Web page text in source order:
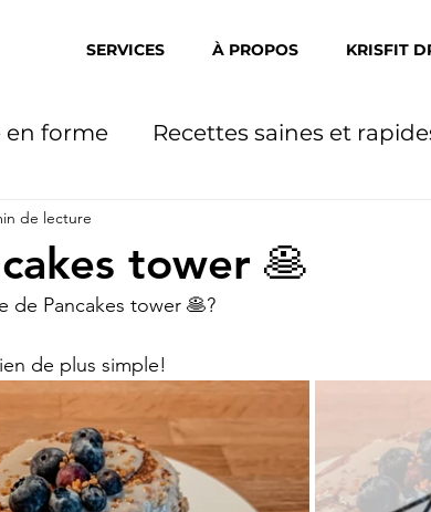
SERVICES À PROPOS KRISFIT
en forme Recettes saines et
tower 🥞
de lecture
de Pancakes tower 🥞?
de plus simple!